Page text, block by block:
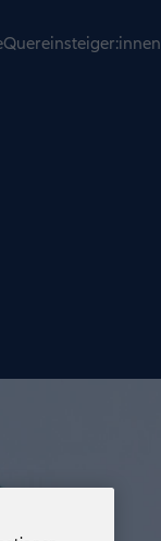
Quereinsteiger:innen